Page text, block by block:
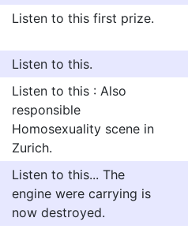
Listen to this first prize.
Listen to this.
Listen to this : Also
responsible
Homosexuality scene in
Zurich.
Listen to this... The
engine were carrying is
now destroyed.